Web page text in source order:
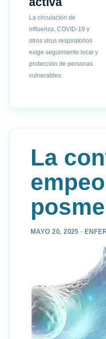
La circulación de
influenza, COVID-19 y
otros virus respiratorios
exige seguimiento local y
protección de personas
vulnerables.
La
MAYO 20, 2025 ·